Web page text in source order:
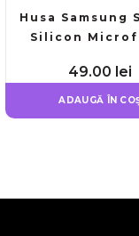
Husa Samsung
Silicon
Rosu
49.00 lei
ADAUGĂ ÎN